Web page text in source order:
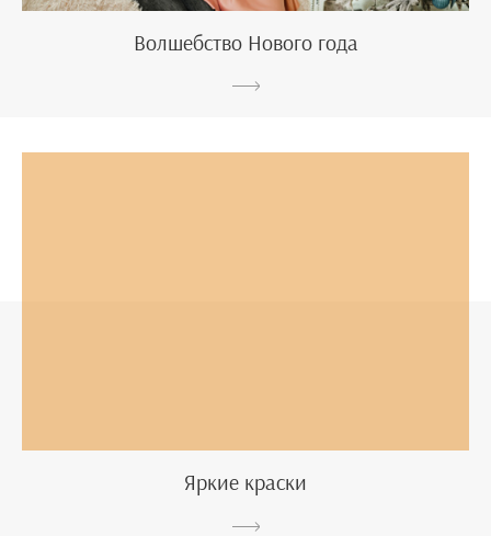
Волшебство Нового года
Яркие краски